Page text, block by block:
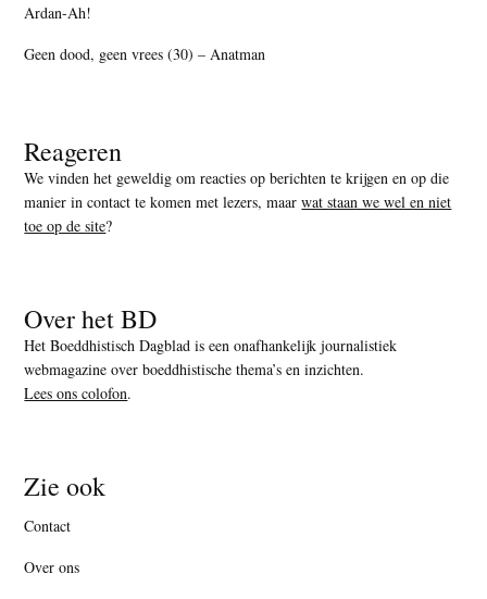
Ardan-Ah!
Geen dood, geen vrees (30) – Anatman
Reageren
We vinden het geweldig om reacties op berichten te krijgen en op die
manier in contact te komen met lezers, maarwat staan we wel en niet
toe op de site?
Over het BD
Het Boeddhistisch Dagblad is een onafhankelijk journalistiek
webmagazine over boeddhistische thema’s en inzichten.
Lees ons colofon.
Zie ook
Contact
Over ons